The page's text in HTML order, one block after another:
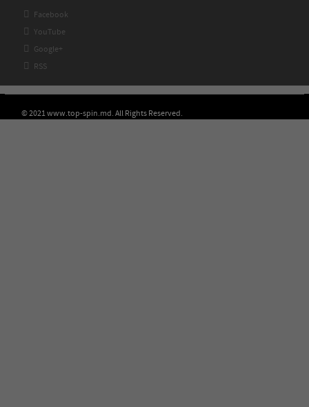
 Facebook
 YouTube
 Google+
 RSS
© 2021 www.top-spin.md. All Rights Reserved.